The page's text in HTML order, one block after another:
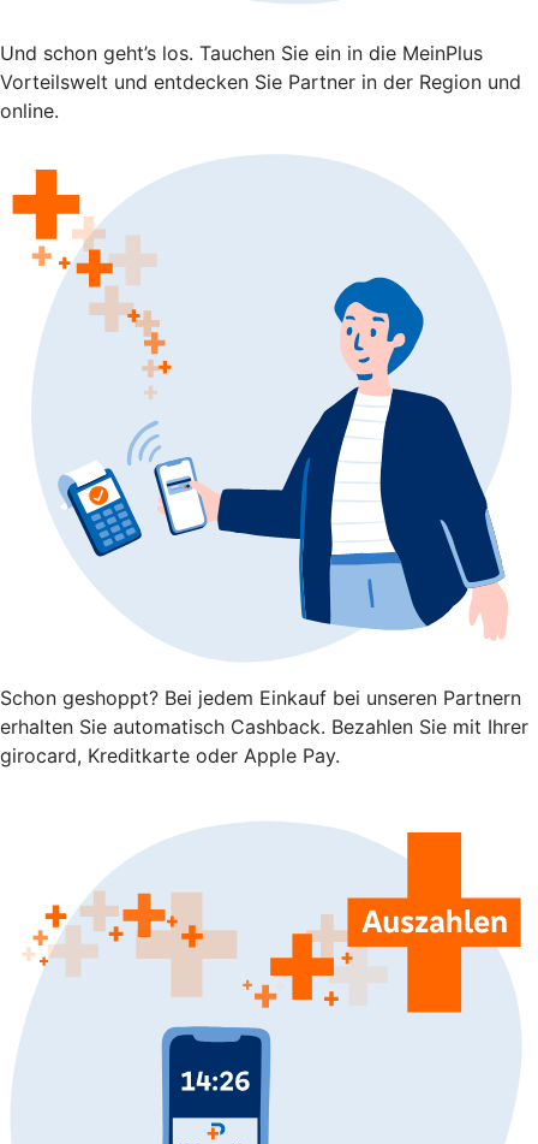
Und schon geht’s los. Tauchen Sie ein in die MeinPlus
Vorteilswelt und entdecken Sie Partner in der Region und
online.
Schon geshoppt? Bei jedem Einkauf bei unseren Partnern
erhalten Sie automatisch Cashback. Bezahlen Sie mit Ihrer
girocard, Kreditkarte oder Apple Pay.